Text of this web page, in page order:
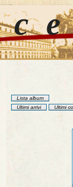
Lista album
Ultimi arrivi
Ultimi